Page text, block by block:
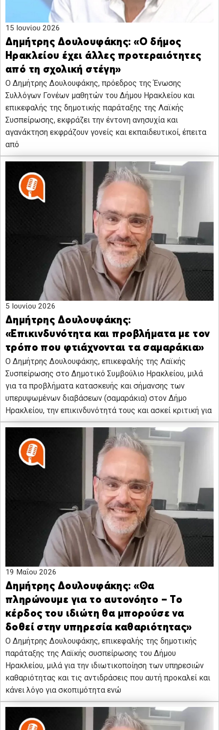
15 Ιουνίου 2026
Δημήτρης Δουλουφάκης: «Ο δήμος
Ηρακλείου έχει άλλες προτεραιότητες
από τη σχολική στέγη»
Ο Δημήτρης Δουλουφάκης, πρόεδρος της Ένωσης
Συλλόγων Γονέων μαθητών του Δήμου Ηρακλείου και
επικεφαλής της δημοτικής παράταξης της Λαϊκής
Συσπείρωσης, εκφράζει την έντονη ανησυχία και
αγανάκτηση εκφράζουν γονείς και εκπαιδευτικοί, έπειτα
από
5 Ιουνίου 2026
Δημήτρης Δουλουφάκης:
«Επικινδυνότητα και προβλήματα με τον
τρόπο που φτιάχνονται τα σαμαράκια»
Ο Δημήτρης Δουλουφάκης, επικεφαλής της Λαϊκής
Συσπείρωσης στο Δημοτικό Συμβούλιο Ηρακλείου, μιλά
για τα προβλήματα κατασκευής και σήμανσης των
υπερυψωμένων διαβάσεων (σαμαράκια) στον Δήμο
Ηρακλείου, την επικινδυνότητά τους και ασκεί κριτική για
19 Μαΐου 2026
Δημήτρης Δουλουφάκης: «Θα
πληρώνουμε για το αυτονόητο – Το
κέρδος του ιδιώτη θα μπορούσε να
δοθεί στην υπηρεσία καθαριότητας»
Ο Δημήτρης Δουλουφάκης, επικεφαλής της δημοτικής
παράταξης της Λαϊκής συσπείρωσης του Δήμου
Ηρακλείου, μιλά για την ιδιωτικοποίηση των υπηρεσιών
καθαριότητας και τις αντιδράσεις που αυτή προκαλεί και
κάνει λόγο για σκοπιμότητα ενώ